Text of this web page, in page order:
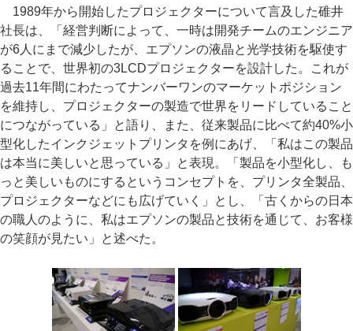
1989年から開始したプロジェクターについて言及した碓井
社長は、「経営判断によって、一時は開発チームのエンジニア
が6人にまで減少したが、エプソンの液晶と光学技術を駆使す
ることで、世界初の3LCDプロジェクターを設計した。これが
過去11年間にわたってナンバーワンのマーケットポジション
を維持し、プロジェクターの製造で世界をリードしていること
につながっている」と語り、また、従来製品に比べて約40%小
型化したインクジェットプリンタを例にあげ、「私はこの製品
は本当に美しいと思っている」と表現。「製品を小型化し、も
っと美しいものにするというコンセプトを、プリンタ全製品、
プロジェクターなどにも広げていく」とし、「古くからの日本
の職人のように、私はエプソンの製品と技術を通じて、お客様
の笑顔が見たい」と述べた。